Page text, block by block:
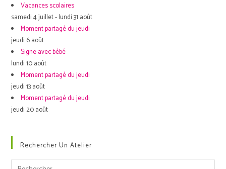
Vacances scolaires
samedi 4 juillet - lundi 31 août
Moment partagé du jeudi
jeudi 6 août
Signe avec bébé
lundi 10 août
Moment partagé du jeudi
jeudi 13 août
Moment partagé du jeudi
jeudi 20 août
Rechercher Un Atelier